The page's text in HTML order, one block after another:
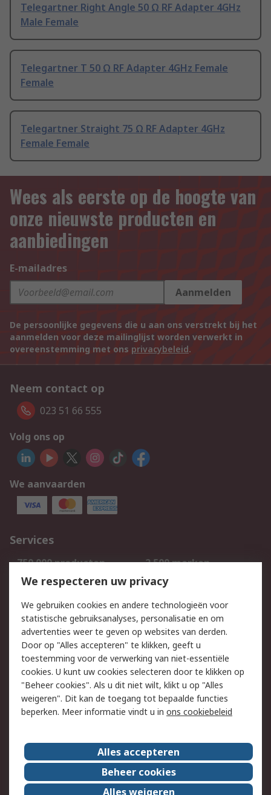
Telegartner Right Angle 50 Ω RF Adapter 4GHz
Male Female
Telegartner T 50 Ω RF Adapter 4GHz Female
Female
Telegartner Straight 75 Ω RF Adapter 4GHz
Female Female
Wees als eerste op de hoogte van
onze nieuwste producten en
aanbiedingen
E-mailadres
Aanmelden
De persoonlijke gegevens die u aan ons verstrekt bij het
aanmelden voor deze mailinglijst worden verwerkt in
overeenstemming met ons privacybeleid.
Neem contact op
023 51 66 555
Volg ons op
We aanvaarden
Services
750.000 producten
2.500 merken
Bestellen
Inkoopoplossingen
Track & Trace
Wettelijk
Cookiebeleid
Email veiligheid
Privacybeleid
Websitevoorwaarden
Algemene
verkoopvoorwaarden
Over RS
RS Group
Over ons
RS wereldwijd
Werken bij RS
We respecteren uw privacy
We gebruiken cookies en andere technologieën voor
statistische gebruiksanalyses, personalisatie en om
advertenties weer te geven op websites van derden.
Door op "Alles accepteren" te klikken, geeft u
toestemming voor de verwerking van niet-essentiële
cookies. U kunt uw cookies selecteren door te klikken op
"Beheer cookies". Als u dit niet wilt, klikt u op "Alles
weigeren". Dit kan de toegang tot bepaalde functies
beperken. Meer informatie vindt u in ons cookiebeleid
Alles accepteren
Beheer cookies
Alles weigeren